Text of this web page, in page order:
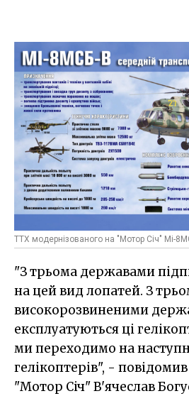
ТТХ модернізованого на "Мотор Січ" Мі-
"З трьома державами
на цей вид лопатей. З
високорозвиненими
експлуатуються ці
ми переходимо на
гелікоптерів", -
"Мотор Січ" В'ячеслав